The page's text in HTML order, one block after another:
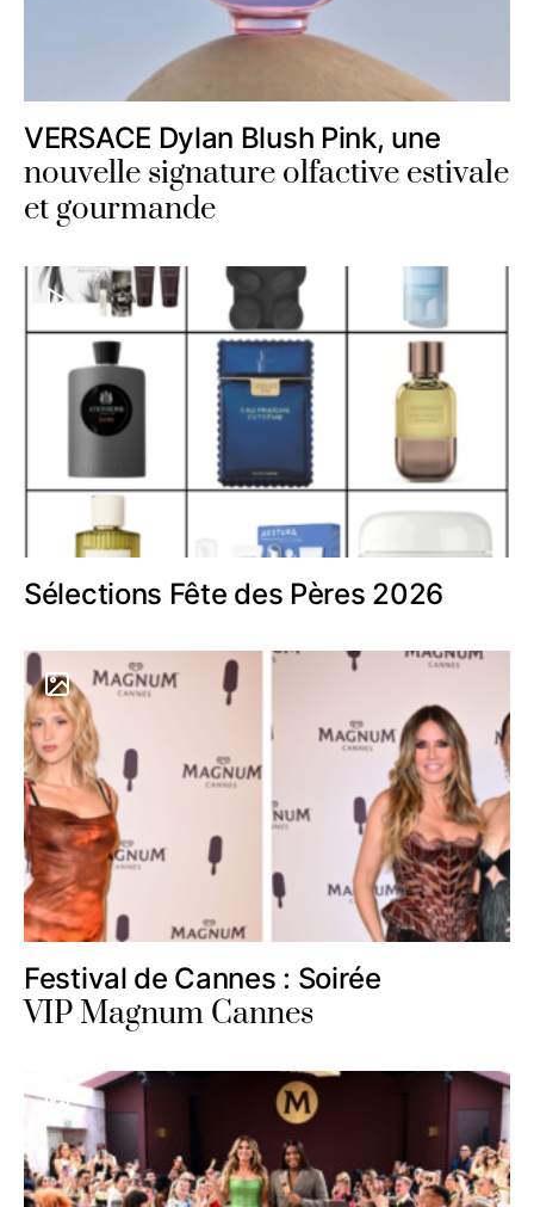
VERSACE Dylan Blush Pink, une
nouvelle signature olfactive estivale
et gourmande
Sélections Fête des Pères 2026
Festival de Cannes : Soirée
VIP Magnum Cannes